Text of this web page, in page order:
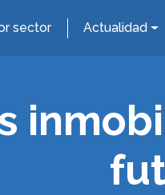
sector Actualidad